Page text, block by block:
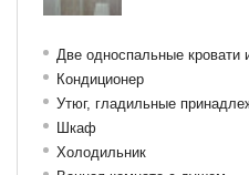
Две односпальные кровати
Кондиционер
Утюг, гладильные
Шкаф
Холодильник